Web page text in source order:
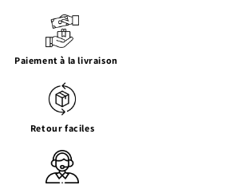
Paiement à la livraison
Retour faciles